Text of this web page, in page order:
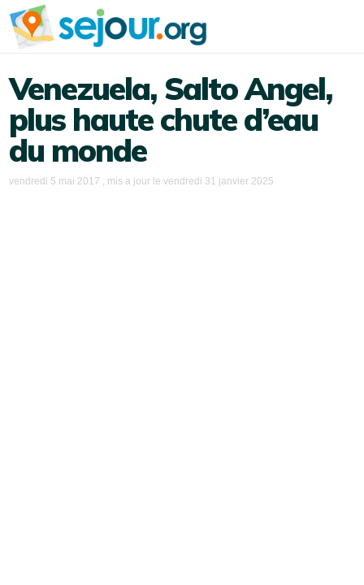
Venezuela, Salto Angel,
plus haute chute d’eau
du monde
vendredi 5 mai 2017 , mis a jour levendredi 31 janvier 2025